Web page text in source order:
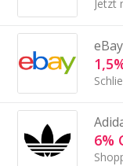
eBay
6%